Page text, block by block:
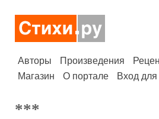
Авторы Произведения
Магазин
О портале Вход
***